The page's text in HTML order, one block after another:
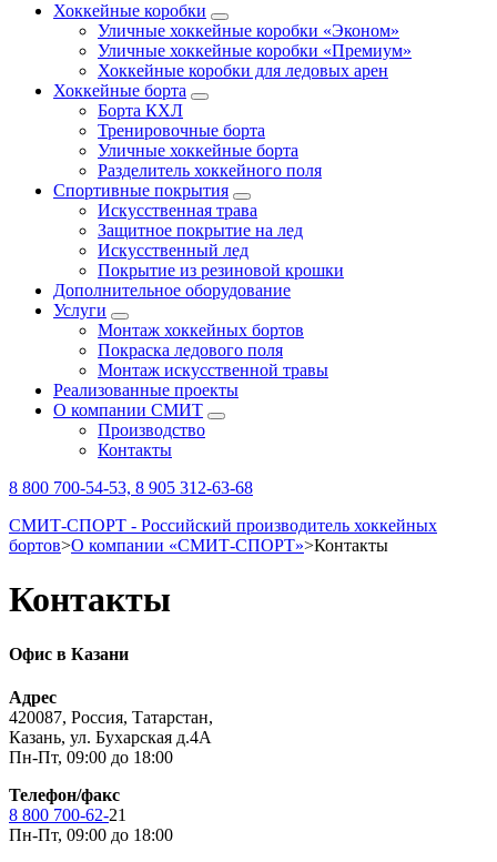
Хоккейные коробки
Уличные хоккейные коробки «Эконом»
Уличные хоккейные коробки «Премиум»
Хоккейные коробки для ледовых арен
Хоккейные борта
Борта КХЛ
Тренировочные борта
Уличные хоккейные борта
Разделитель хоккейного поля
Спортивные покрытия
Искусственная трава
Защитное покрытие на лед
Искусственный лед
Покрытие из резиновой крошки
Дополнительное оборудование
Услуги
Монтаж хоккейных бортов
Покраска ледового поля
Монтаж искусственной травы
Реализованные проекты
О компании СМИТ
Производство
Контакты
8 800 700-54-53, 8 905 312-63-68
СМИТ-СПОРТ - Российский производитель хоккейных
бортов>О компании «СМИТ-СПОРТ»>Контакты
Контакты
Офис в Казани
Адрес
420087, Россия, Татарстан,
Казань, ул. Бухарская д.4А
Пн-Пт, 09:00 до 18:00
Телефон/факс
8 800 700-62-21
Пн-Пт, 09:00 до 18:00